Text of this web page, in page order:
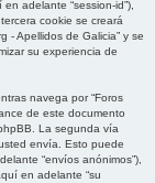
adelante “session-id”),
cookie se creará
- Apellidos de Galicia” y se
su experiencia de
navega por “Foros
de este documento
La segunda vía
envía. Esto puede
“envíos anónimos”),
en adelante “su